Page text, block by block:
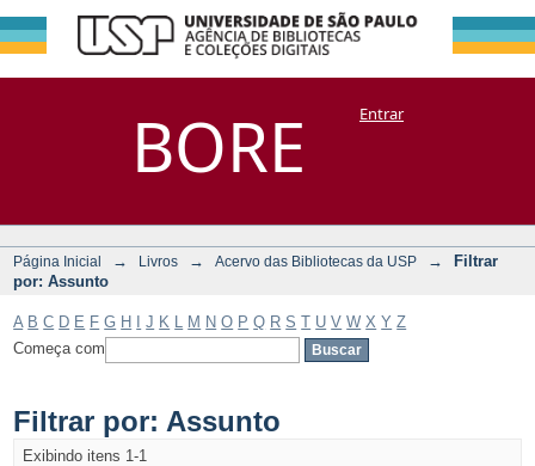
BORE
Filtrar por:
Assunto
DSpace/Manakin + CoriscoEntrar
Página Inicial → Livros → Acervo das Bibliotecas da USP →
Filtrar
por: Assunto
A B C D E F G H J K M N O P Q R S T U V W X Y Z
Começa com
Filtrar por: Assunto
Exibindo itens 1-1